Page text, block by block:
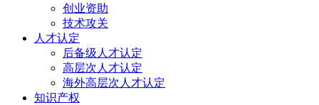
创业资助
技术攻关
人才认定
后备级人才认定
高层次人才认定
海外高层次人才认定
知识产权